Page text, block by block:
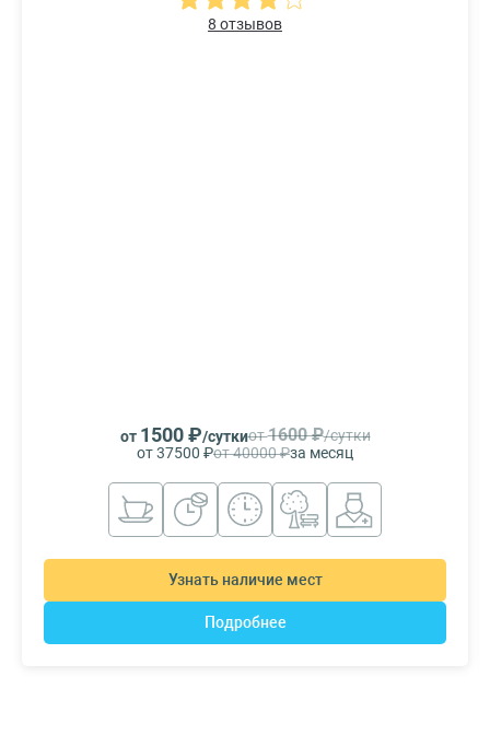
8 отзывов
от 1500 ₽/суткиот1600 ₽/сутки
от 37500 ₽от 40000 ₽за месяц
Узнать наличие мест
Подробнее